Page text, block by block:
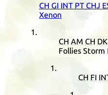
CH GI INT PT CHJ
Xenon
CH AM CH DK
Follies Storm
CH FI